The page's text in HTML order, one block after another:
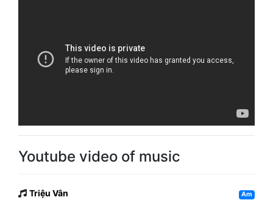
Youtube video of music
Triệu Vân Am